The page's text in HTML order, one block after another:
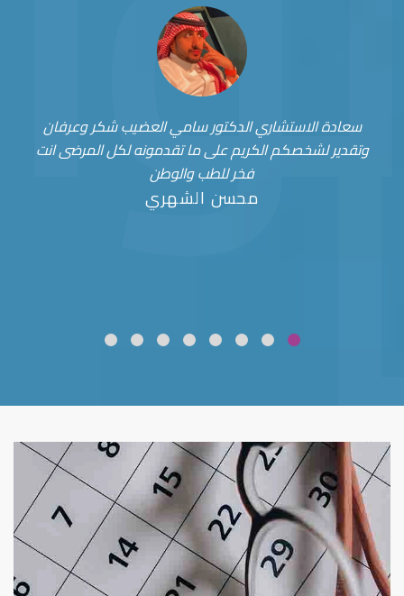
سعادة الاستشاري الدكتور سامي العضيب شكر وعرفان
وتقدير لشخصكم الكريم على ما تقدمونه لكل المرضى انت
فخر للطب والوطن
محسن الشهري
قلوبال لرعاية العين ضعف نظر